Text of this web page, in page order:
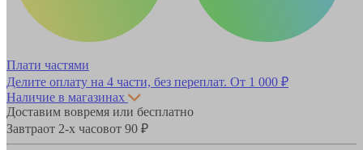
Плати частями
Делите оплату на 4 части, без переплат. От 1 000 ₽
Наличие в магазинах
Доставим вовремя или бесплатно
Завтраот 2-х часовот 90 ₽